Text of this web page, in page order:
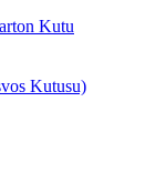
Kutu
Kutusu)